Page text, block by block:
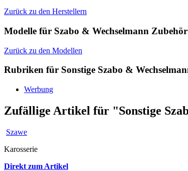
Zurück zu den Herstellern
Modelle für Szabo & Wechselmann Zubehör
Zurück zu den Modellen
Rubriken für Sonstige Szabo &
Werbung
Zufällige Artikel für "Sonstige
Szawe
Karosserie
Direkt zum Artikel